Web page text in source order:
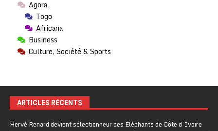
Agora
Togo
Africana
Business
Culture, Société & Sports
ARTICLES RÉCENTS
Hervé Renard devient sélectionneur des Eléphants de Côte d’Ivoire